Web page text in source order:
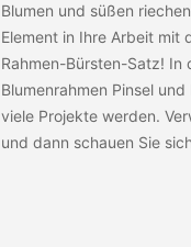
Blumen und süßen
Element in Ihre Arbeit mit
Rahmen-Bürsten-Satz!
Blumenrahmen Pinsel
viele Projekte werden.
und dann schauen Sie